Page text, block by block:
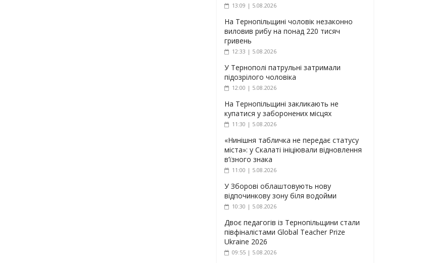
13:09 | 5.08.2026
На Тернопільщині чоловік незаконно
виловив рибу на понад 220 тисяч
гривень
12:33 | 5.08.2026
У Тернополі патрульні затримали
підозрілого чоловіка
12:00 | 5.08.2026
На Тернопільщині закликають не
купатися у заборонених місцях
11:30 | 5.08.2026
«Нинішня табличка не передає статусу
міста»: у Скалаті ініціювали відновлення
в’їзного знака
11:00 | 5.08.2026
У Зборові облаштовують нову
відпочинкову зону біля водойми
10:30 | 5.08.2026
Двоє педагогів із Тернопільщини стали
півфіналістами Global Teacher Prize
Ukraine 2026
09:55 | 5.08.2026